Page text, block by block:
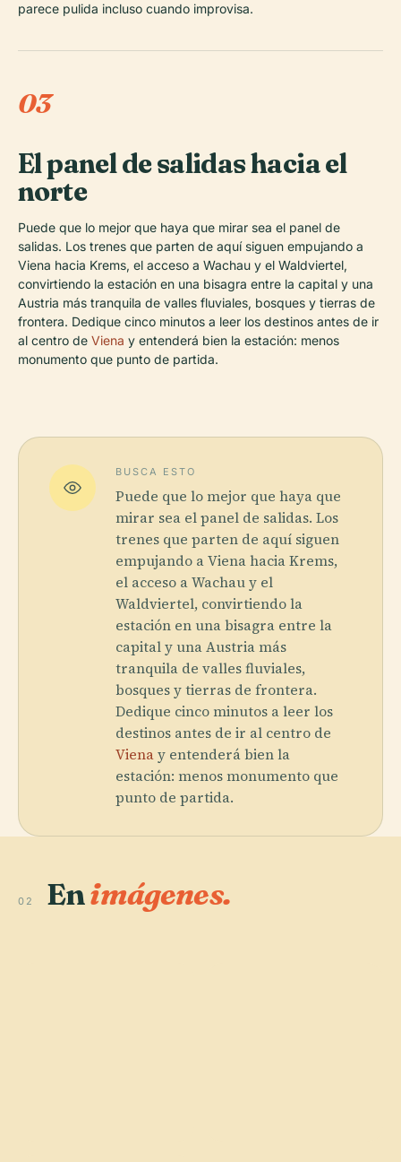
parece pulida incluso cuando improvisa.
03
El panel de salidas hacia el
norte
Puede que lo mejor que haya que mirar sea el panel de
salidas. Los trenes que parten de aquí siguen empujando a
Viena hacia Krems, el acceso a Wachau y el Waldviertel,
convirtiendo la estación en una bisagra entre la capital y una
Austria más tranquila de valles fluviales, bosques y tierras de
frontera. Dedique cinco minutos a leer los destinos antes de ir
al centro de Viena y entenderá bien la estación: menos
monumento que punto de partida.
BUSCA ESTO
Puede que lo mejor que haya que
mirar sea el panel de salidas. Los
trenes que parten de aquí siguen
empujando a Viena hacia Krems,
el acceso a Wachau y el
Waldviertel, convirtiendo la
estación en una bisagra entre la
capital y una Austria más
tranquila de valles fluviales,
bosques y tierras de frontera.
Dedique cinco minutos a leer los
destinos antes de ir al centro de
Vienay entenderá bien la
estación: menos monumento que
punto de partida.
02 Enimágenes.